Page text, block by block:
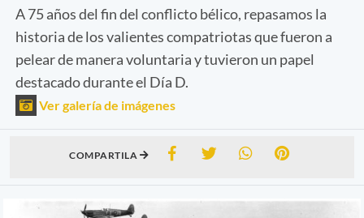
A 75 años del fin del conflicto bélico, repasamos la
historia de los valientes compatriotas que fueron a
pelear de manera voluntaria y tuvieron un papel
destacado durante el Día D.
Ver galería de imágenes
COMPARTILA